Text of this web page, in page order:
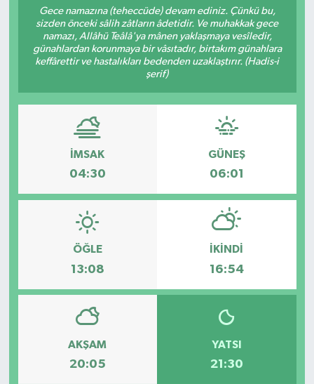
Gece namazına (teheccüde) devam ediniz. Çünkü bu,
sizden önceki sâlih zâtların âdetidir. Ve muhakkak gece
namazı, Allâhü Teâlâ'ya mânen yaklaşmaya vesîledir,
günahlardan korunmaya bir vâsıtadır, birtakım günahlara
keffârettir ve hastalıkları bedenden uzaklaştırır. (Hadis-i
şerif)
İMSAK
04:30
GÜNEŞ
06:01
ÖĞLE
13:08
İKINDI
16:54
AKŞAM
20:05
YATSI
21:30